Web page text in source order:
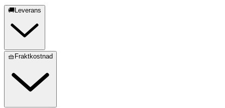
🚚Leverans
🧺Fraktkostnad